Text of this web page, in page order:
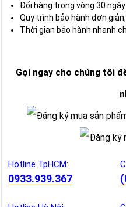
Đổi hàng trong vòng 30
Quy trình bảo hành đơn
Thời gian bảo hành nhanh
Gọi ngay cho chúng tôi
Hotline TpHCM:
0933.939.367